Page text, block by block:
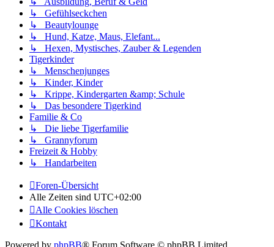
↳ Gefühlseckchen
↳ Beautylounge
↳ Hund, Katze, Maus, Elefant...
↳ Hexen, Mystisches, Zauber & Legenden
Tigerkinder
↳ Menschenjunges
↳ Kinder, Kinder
↳ Krippe, Kindergarten &amp; Schule
↳ Das besondere Tigerkind
Familie & Co
↳ Die liebe Tigerfamilie
↳ Grannyforum
Freizeit & Hobby
↳ Handarbeiten
Foren-Übersicht
Alle Zeiten sind UTC+02:00
Alle Cookies löschen
Kontakt
Powered by phpBB® Forum Software © phpBB Limited